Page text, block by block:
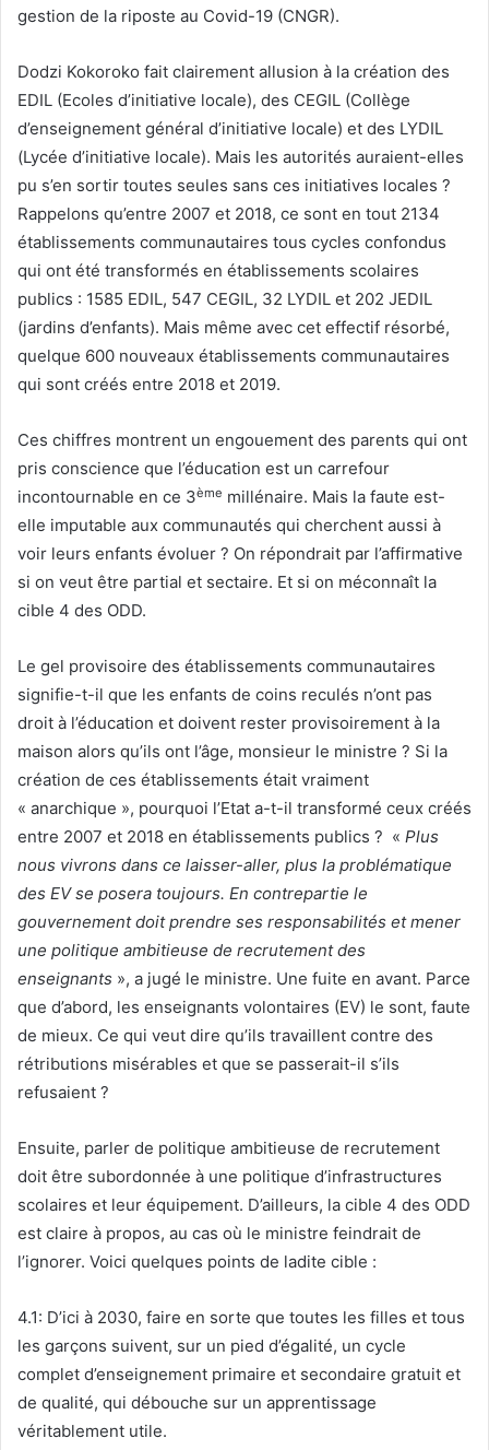
gestion de la riposte au Covid-19 (CNGR).
Dodzi Kokoroko fait clairement allusion à la création des
EDIL (Ecoles d’initiative locale), des CEGIL (Collège
d’enseignement général d’initiative locale) et des LYDIL
(Lycée d’initiative locale). Mais les autorités auraient-elles
pu s’en sortir toutes seules sans ces initiatives locales ?
Rappelons qu’entre 2007 et 2018, ce sont en tout 2134
établissements communautaires tous cycles confondus
qui ont été transformés en établissements scolaires
publics : 1585 EDIL, 547 CEGIL, 32 LYDIL et 202 JEDIL
(jardins d’enfants). Mais même avec cet effectif résorbé,
quelque 600 nouveaux établissements communautaires
qui sont créés entre 2018 et 2019.
Ces chiffres montrent un engouement des parents qui ont
pris conscience que l’éducation est un carrefour
incontournable en ce 3ème millénaire. Mais la faute est-
elle imputable aux communautés qui cherchent aussi à
voir leurs enfants évoluer ? On répondrait par l’affirmative
si on veut être partial et sectaire. Et si on méconnaît la
cible 4 des ODD.
Le gel provisoire des établissements communautaires
signifie-t-il que les enfants de coins reculés n’ont pas
droit à l’éducation et doivent rester provisoirement à la
maison alors qu’ils ont l’âge, monsieur le ministre ? Si la
création de ces établissements était vraiment
« anarchique », pourquoi l’Etat a-t-il transformé ceux créés
entre 2007 et 2018 en établissements publics ? « Plus
nous vivrons dans ce laisser-aller, plus la problématique
des EV se posera toujours. En contrepartie le
gouvernement doit prendre ses responsabilités et mener
une politique ambitieuse de recrutement des
enseignants », a jugé le ministre. Une fuite en avant. Parce
que d’abord, les enseignants volontaires (EV) le sont, faute
de mieux. Ce qui veut dire qu’ils travaillent contre des
rétributions misérables et que se passerait-il s’ils
refusaient ?
Ensuite, parler de politique ambitieuse de recrutement
doit être subordonnée à une politique d’infrastructures
scolaires et leur équipement. D’ailleurs, la cible 4 des ODD
est claire à propos, au cas où le ministre feindrait de
l’ignorer. Voici quelques points de ladite cible :
4.1: D’ici à 2030, faire en sorte que toutes les filles et tous
les garçons suivent, sur un pied d’égalité, un cycle
complet d’enseignement primaire et secondaire gratuit et
de qualité, qui débouche sur un apprentissage
véritablement utile.